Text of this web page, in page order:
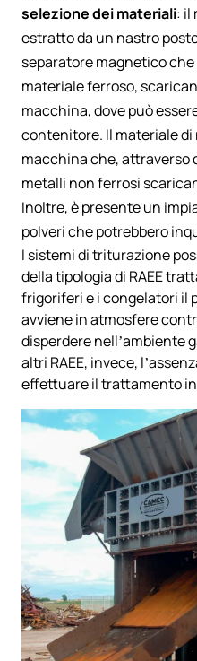
selezione dei materiali: il
estratto da un nastro
separatore magnetico
materiale ferroso,
macchina, dove può
contenitore. Il materiale di
macchina che, attraverso
metalli non ferrosi
Inoltre, è presente un
polveri che potrebbero
I sistemi di triturazione
della tipologia di RAEE
frigoriferi e i congelatori il
avviene in atmosfere
disperdere nell’ambiente
altri RAEE, invece,
effettuare il trattamento